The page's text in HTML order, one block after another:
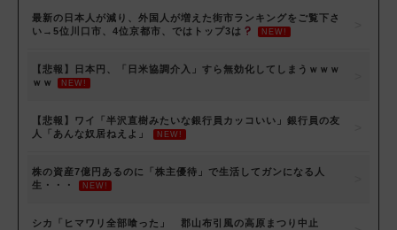
最新の日本人が減り、外国人が増えた街市ランキングをご覧下さ
い→5位川口市、4位京都市、ではトップ3は
NEW!
【悲報】日本円、「日米協調介入」すら無効化してしまうｗｗｗ
ｗｗ
NEW!
【悲報】ワイ「半沢直樹みたいな銀行員カッコいい」銀行員の友
人「あんな奴居ねえよ」
NEW!
株の資産7億円あるのに「株主優待」で生活してガンになる人
生・・・
NEW!
シカ「ヒマワリ全部喰った」 郡山布引風の高原まつり中止